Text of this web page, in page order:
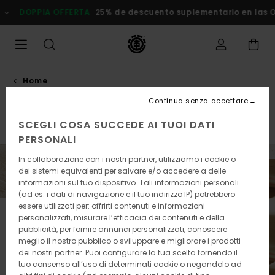
alla
selezione
griglie
25% de descuento suplementario en las Ofertas
Home
Skateboard Accessori
SCEGLI COSA SUCCEDE AI TUOI DATI
PERSONALI
In collaborazione con i nostri partner, utilizziamo i cookie o
dei sistemi equivalenti per salvare e/o accedere a delle
informazioni sul tuo dispositivo. Tali informazioni personali
(ad es. i dati di navigazione e il tuo indirizzo IP) potrebbero
essere utilizzati per: offrirti contenuti e informazioni
personalizzati, misurare l’efficacia dei contenuti e della
pubblicità, per fornire annunci personalizzati, conoscere
meglio il nostro pubblico o sviluppare e migliorare i prodotti
dei nostri partner. Puoi configurare la tua scelta fornendo il
tuo consenso all’uso di determinati cookie o negandolo ad
Continua senza accettare